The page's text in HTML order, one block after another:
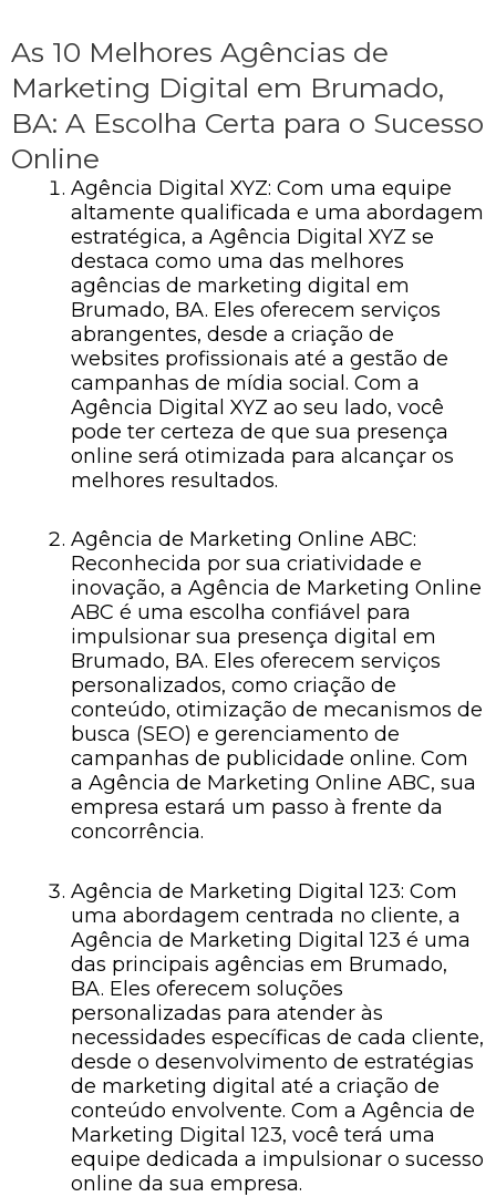
As 10 Melhores Agências de
Marketing Digital em Brumado,
BA: A Escolha Certa para o Sucesso
Online
Agência Digital XYZ: Com uma equipe
altamente qualificada e uma abordagem
estratégica, a Agência Digital XYZ se
destaca como uma das melhores
agências de marketing digital em
Brumado, BA. Eles oferecem serviços
abrangentes, desde a criação de
websites profissionais até a gestão de
campanhas de mídia social. Com a
Agência Digital XYZ ao seu lado, você
pode ter certeza de que sua presença
online será otimizada para alcançar os
melhores resultados.
Agência de Marketing Online ABC:
Reconhecida por sua criatividade e
inovação, a Agência de Marketing Online
ABC é uma escolha confiável para
impulsionar sua presença digital em
Brumado, BA. Eles oferecem serviços
personalizados, como criação de
conteúdo, otimização de mecanismos de
busca (SEO) e gerenciamento de
campanhas de publicidade online. Com
a Agência de Marketing Online ABC, sua
empresa estará um passo à frente da
concorrência.
Agência de Marketing Digital 123: Com
uma abordagem centrada no cliente, a
Agência de Marketing Digital 123 é uma
das principais agências em Brumado,
BA. Eles oferecem soluções
personalizadas para atender às
necessidades específicas de cada cliente,
desde o desenvolvimento de estratégias
de marketing digital até a criação de
conteúdo envolvente. Com a Agência de
Marketing Digital 123, você terá uma
equipe dedicada a impulsionar o sucesso
online da sua empresa.